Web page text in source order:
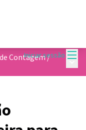
Iniciar sessão
Contagem/